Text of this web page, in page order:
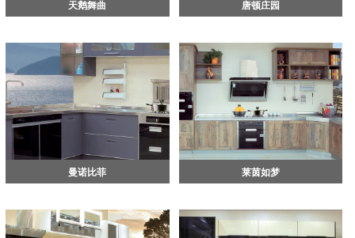
天鹅舞曲 唐顿庄园
曼诺比菲 莱茵如梦